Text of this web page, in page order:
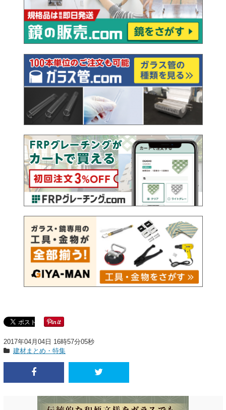
2017年04月04日 16時57分05秒
建材まとめ・特集